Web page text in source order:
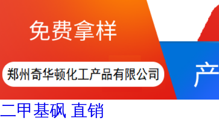
二甲基砜 直销